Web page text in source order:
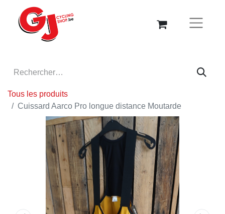
Tous les produits
Cuissard Aarco Pro longue distance Moutarde